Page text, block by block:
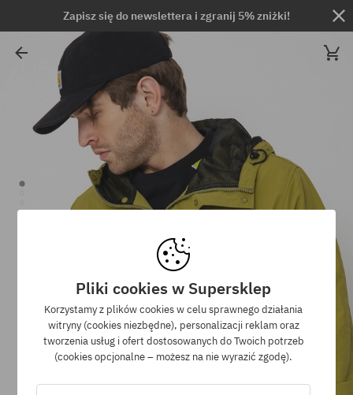
Zapisz się do newslettera i zgranij 5% zniżki!
Pliki cookies w Supersklep
Korzystamy z plików cookies w celu sprawnego działania
witryny (cookies niezbędne), personalizacji reklam oraz
tworzenia usług i ofert dostosowanych do Twoich potrzeb
(cookies opcjonalne – możesz na nie wyrazić zgodę).